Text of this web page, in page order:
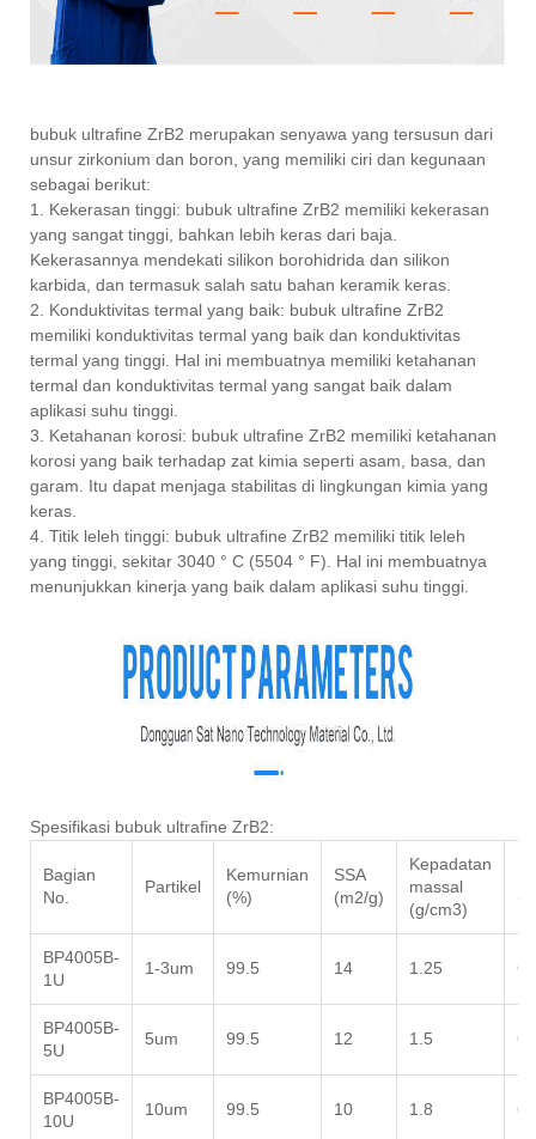
bubuk ultrafine ZrB2 merupakan senyawa yang tersusun dari
unsur zirkonium dan boron, yang memiliki ciri dan kegunaan
sebagai berikut:
1. Kekerasan tinggi: bubuk ultrafine ZrB2 memiliki kekerasan
yang sangat tinggi, bahkan lebih keras dari baja.
Kekerasannya mendekati silikon borohidrida dan silikon
karbida, dan termasuk salah satu bahan keramik keras.
2. Konduktivitas termal yang baik: bubuk ultrafine ZrB2
memiliki konduktivitas termal yang baik dan konduktivitas
termal yang tinggi. Hal ini membuatnya memiliki ketahanan
termal dan konduktivitas termal yang sangat baik dalam
aplikasi suhu tinggi.
3. Ketahanan korosi: bubuk ultrafine ZrB2 memiliki ketahanan
korosi yang baik terhadap zat kimia seperti asam, basa, dan
garam. Itu dapat menjaga stabilitas di lingkungan kimia yang
keras.
4. Titik leleh tinggi: bubuk ultrafine ZrB2 memiliki titik leleh
yang tinggi, sekitar 3040 ° C (5504 ° F). Hal ini membuatnya
menunjukkan kinerja yang baik dalam aplikasi suhu tinggi.
Spesifikasi bubuk ultrafine ZrB2:
Bagian
No.
Partikel
Kemurnian
(%)
SSA
(m2/g)
Kepadatan
massal
(g/cm3)
BP4005B-
1U
1-3um 99.5 14 1.25
BP4005B-
5U
5um 99.5 12 1.5
BP4005B-
10U
10um 99.5 10 1.8